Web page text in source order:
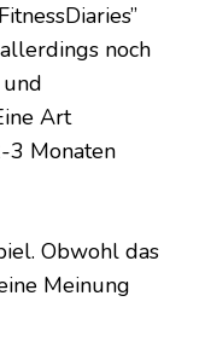
noch
Art
3 Monaten
Obwohl das
Meinung